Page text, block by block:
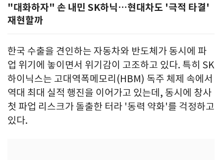
"대화하자" 손 내민 SK하닉…현대차도 '극적 타결'
재현할까
한국 수출을 견인하는 자동차와 반도체가 동시에 파
업 위기에 놓이면서 위기감이 고조하고 있다. 특히 SK
하이닉스는 고대역폭메모리(HBM) 독주 체제 속에서
역대 최대 실적 행진을 이어가고 있는데, 동시에 창사
첫 파업 리스크가 돌출한 터라 '동력 약화'를 걱정하고
있다.